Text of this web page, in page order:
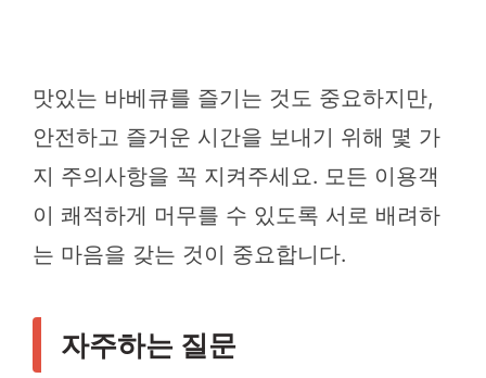
맛있는 바베큐를 즐기는 것도 중요하지만,
안전하고 즐거운 시간을 보내기 위해 몇 가
지 주의사항을 꼭 지켜주세요. 모든 이용객
이 쾌적하게 머무를 수 있도록 서로 배려하
는 마음을 갖는 것이 중요합니다.
자주하는 질문